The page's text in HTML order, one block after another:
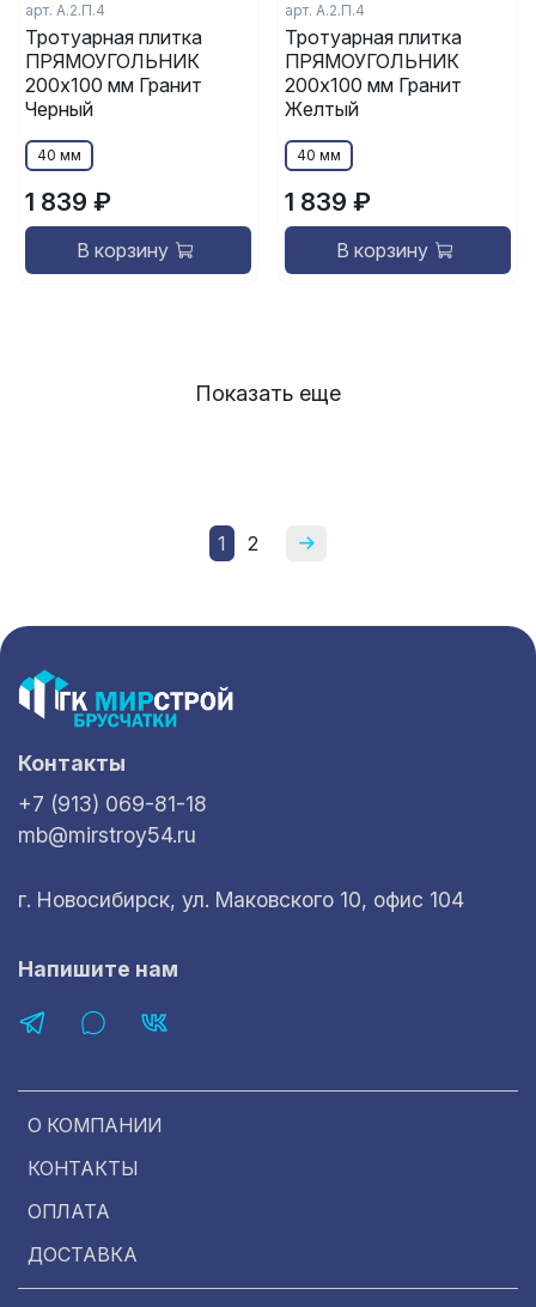
арт. А.2.П.4
Тротуарная плитка
ПРЯМОУГОЛЬНИК
200x100 мм Гранит
Черный
40 мм
1 839 ₽
В корзину
арт. А.2.П.4
Тротуарная плитка
ПРЯМОУГОЛЬНИК
200x100 мм Гранит
Желтый
40 мм
1 839 ₽
В корзину
Показать еще
1 2
О КОМПАНИИ
КОНТАКТЫ
ОПЛАТА
ДОСТАВКА
Контакты
+7 (913) 069-81-18
mb@mirstroy54.ru
г. Новосибирск, ул. Маковского 10, офис 104
Напишите нам